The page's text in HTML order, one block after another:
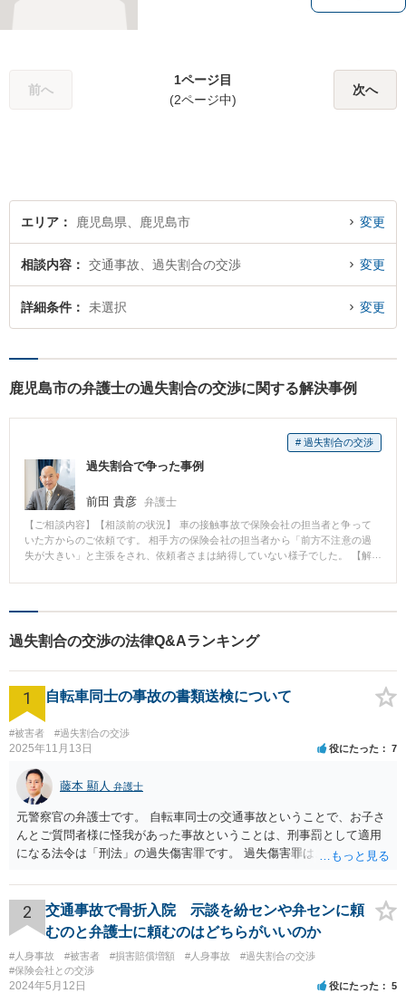
前へ
1ページ目
(2ページ中)
次へ
エリア 鹿児島県、鹿児島市 変更
相談内容 交通事故、過失割合の交渉 変更
詳細条件 未選択 変更
鹿児島市の弁護士の過失割合の交渉に関する解決事例
# 過失割合の交渉
過失割合で争った事例
前田 貴彦 弁護士
【ご相談内容】【相談前の状況】 車の接触事故で保険会社の担当者と争って
いた方からのご依頼です。 相手方の保険会社の担当者から「前方不注意の過
失が大きい」と主張をされ、依頼者さまは納得していない様子でした。 【解
失割合の事例と照らし合わせて主張したところ、相手方の保険会社は過失割
過失割合の交渉の法律Q&Aランキング
1 自転車同士の事故の書類送検について
#被害者 #過失割合の交渉
2025年11月13日 役にたった 7
藤本 顯人 弁護士
元警察官の弁護士です。 自転車同士の交通事故ということで、お子さ
んとご質問者様に怪我があった事故ということは、刑事罰として適用
になる法令は「刑法」の過失傷害罪です。 過失傷害罪は、親告罪と言
とは異なるものです。 今回の事故で、ご質問者様は、相手方を処罰し
たいということで、ご自身の怪我とお子さんの怪我について、過失傷
害として、告訴状を警察に出したものと思います。それであれば、相
手方については処罰されます。 他方で、怪我のない相手方は、自らの
怪我についての告訴については、相手方がご質問者様に対してするこ
とはできません。また、お子さんやご質問者様の怪我についての告訴
2
交通事故で骨折入院 示談を紛センや弁センに頼
むのと弁護士に頼むのはどちらがいいのか
#人身事故 #被害者 #損害賠償増額 #人身事故
#過失割合の交渉
#保険会社との交渉
2024年5月12日 役にたった 5